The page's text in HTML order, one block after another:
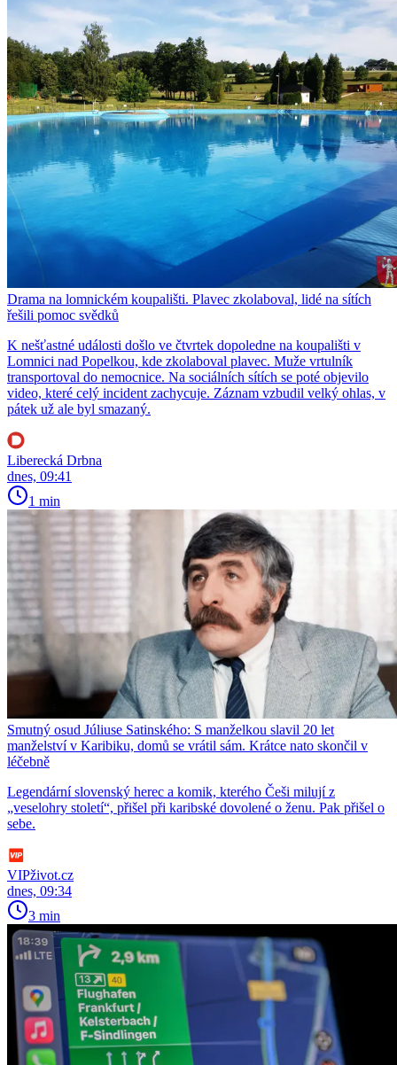
Drama na lomnickém koupališti. Plavec zkolaboval, lidé na sítích
řešili pomoc svědků
K nešťastné události došlo ve čtvrtek dopoledne na koupališti v
Lomnici nad Popelkou, kde zkolaboval plavec. Muže vrtulník
transportoval do nemocnice. Na sociálních sítích se poté objevilo
video, které celý incident zachycuje. Záznam vzbudil velký ohlas, v
pátek už ale byl smazaný.
Liberecká Drbna
dnes, 09:41
1 min
Smutný osud Júliuse Satinského: S manželkou slavil 20 let
manželství v Karibiku, domů se vrátil sám. Krátce nato skončil v
léčebně
Legendární slovenský herec a komik, kterého Češi milují z
„veselohry století“, přišel při karibské dovolené o ženu. Pak přišel o
sebe.
VIPživot.cz
dnes, 09:34
3 min